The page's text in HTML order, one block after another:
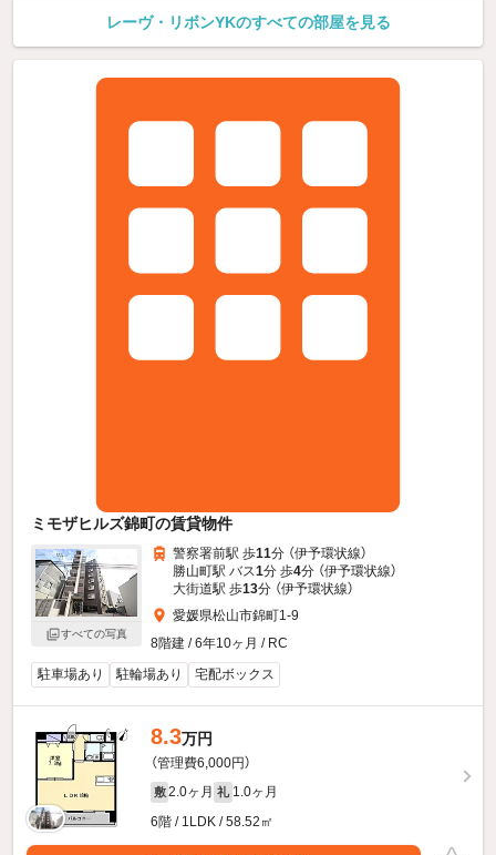
レーヴ・リボンYKのすべての部屋を見る
ミモザヒルズ錦町の賃貸物件
すべての写真
警察署前駅 歩11分 （伊予環状線）
勝山町駅 バス1分 歩4分 （伊予環状線）
大街道駅 歩13分 （伊予環状線）
愛媛県松山市錦町1-9
8階建 / 6年10ヶ月 / RC
駐車場あり
駐輪場あり 宅配ボックス
8.3万円
（管理費6,000円）
敷 2.0ヶ月 礼 1.0ヶ月
6階 / 1LDK / 58.52㎡